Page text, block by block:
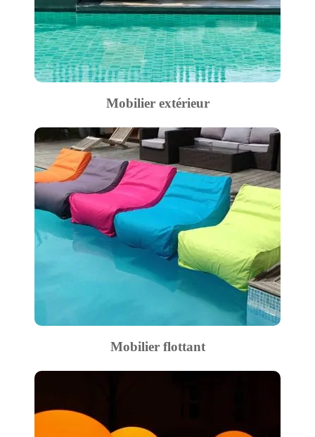
Mobilier extérieur
Mobilier flottant